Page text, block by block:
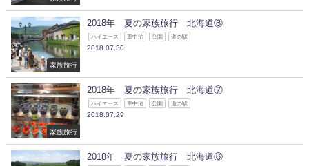
家族旅行
2018年 夏の家族旅行 北海道⑧
ハイエース 車中泊 公園 道の駅
2018.07.30
家族旅行
2018年 夏の家族旅行 北海道⑦
ハイエース 車中泊 公園 道の駅
2018.07.29
2018年 夏の家族旅行 北海道⑥